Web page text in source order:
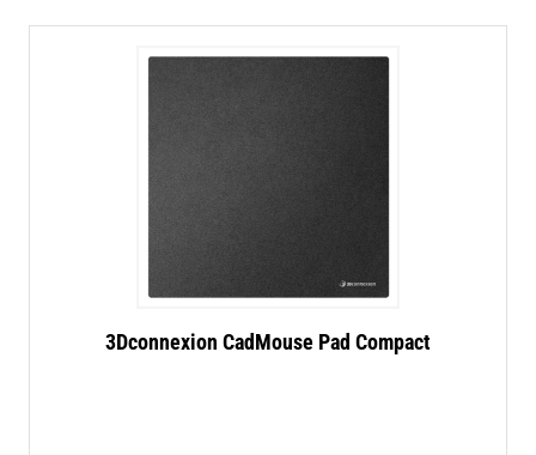
3Dconnexion CadMouse Pad Compact